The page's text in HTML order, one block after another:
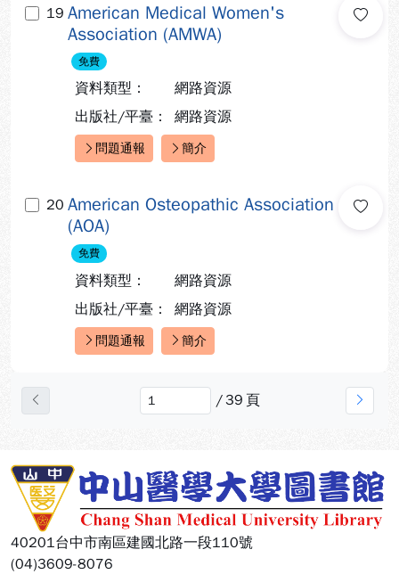
19 American Medical Women's
Association (AMWA)
免費
資料類型：
網路資源
出版社/平臺：
網路資源
快速連結：
問題通報 簡介
20 American Osteopathic Association
(AOA)
免費
資料類型：
網路資源
出版社/平臺：
網路資源
快速連結：
問題通報 簡介
/39 頁
40201台中市南區建國北路一段110號
(04)3609-8076